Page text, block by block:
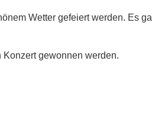
Wetter gefeiert werden. Es
gewonnen werden.